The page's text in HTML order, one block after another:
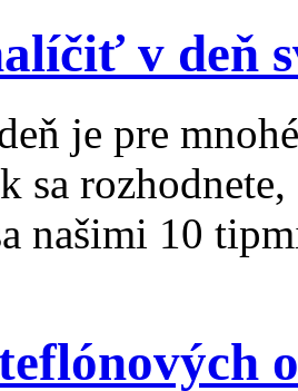
v deň
je pre
sa
našimi 10